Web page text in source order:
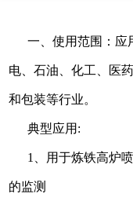
一、使用范围：应
电、石油、化工、医
和包装等行业。
典型应用:
1、用于炼铁高炉
的监测